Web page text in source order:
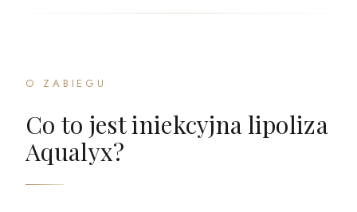
O ZABIEGU
Co to jest iniekcyjna lipoliza
Aqualyx?